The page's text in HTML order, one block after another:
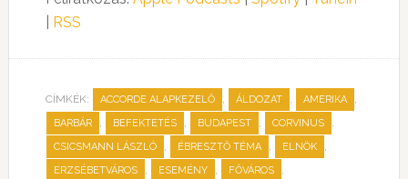
RSS
CÍMKÉK: ACCORDE ALAPKEZELŐ , ÁLDOZAT , AMERIKA ,
BARBÁR , BEFEKTETÉS , BUDAPEST , CORVINUS ,
CSICSMANN LÁSZLÓ , ÉBRESZTŐ TÉMA , ELNÖK ,
ERZSÉBETVÁROS , ESEMÉNY , FŐVÁROS ,